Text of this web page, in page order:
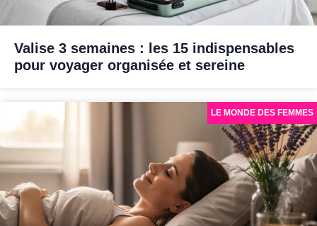
Valise 3 semaines : les 15 indispensables
pour voyager organisée et sereine
LE MONDE DES FEMMES